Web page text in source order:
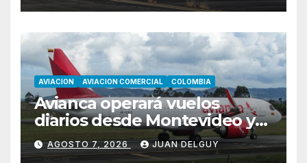
AVIACION AVIACION COMERCIAL COLOMBIA
Avianca operará vuelos
diarios desde Montevideo y
Asunción hacia Bogotá
AGOSTO 7, 2026 JUAN DELGUY